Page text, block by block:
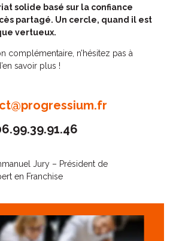
solide basé sur la confiance
partagé. Un cercle, quand il est
vertueux.
complémentaire, n’hésitez pas à
savoir plus !
Jury – Président de
en Franchise